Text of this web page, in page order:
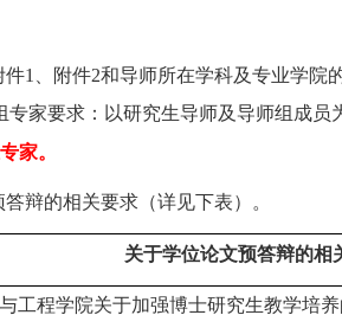
1、附件2和导师所在学科及专业学院
专家要求： 以研究生导师及导师组成员
家。
辩的相关要求（详见下表）。
关于学位论文预答辩的相
工程学院关于加强博士研究生教学培